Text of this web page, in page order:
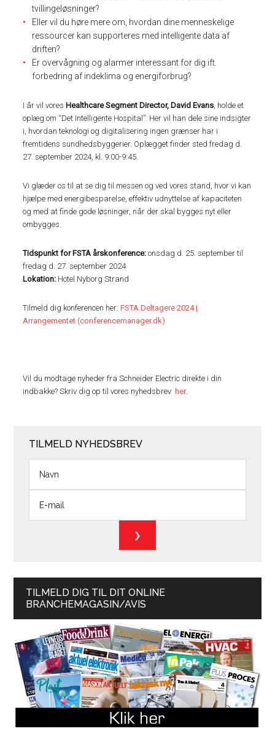
tvillingeløsninger?
Eller vil du høre mere om, hvordan dine menneskelige
ressourcer kan supporteres med intelligente data af
driften?
Er overvågning og alarmer interessant for dig ift.
forbedring af indeklima og energiforbrug?
I år vil vores Healthcare Segment Director, David Evans, holde et
oplæg om “Det Intelligente Hospital”. Her vil han dele sine indsigter
i, hvordan teknologi og digitalisering ingen grænser har i
fremtidens sundhedsbyggerier. Oplægget finder sted fredag d.
27. september 2024, kl. 9:00-9:45.
Vi glæder os til at se dig til messen og ved vores stand, hvor vi kan
hjælpe med energibesparelse, effektiv udnyttelse af kapaciteten
og med at finde gode løsninger, når der skal bygges nyt eller
ombygges.
Tidspunkt for FSTA årskonference: onsdag d. 25. september til
fredag d. 27. september 2024
Lokation: Hotel Nyborg Strand
Tilmeld dig konferencen her:FSTA Deltagere 2024 |
Arrangementet (conferencemanager.dk)
Vil du modtage nyheder fra Schneider Electric direkte i din
indbakke? Skriv dig op til vores nyhedsbrev her.
TILMELD NYHEDSBREV
TILMELD DIG TIL DIT ONLINE
BRANCHEMAGASIN/AVIS